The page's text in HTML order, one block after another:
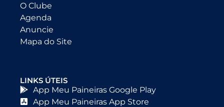
O Clube
Agenda
Anuncie
Mapa do Site
LINKS ÚTEIS
App Meu Paineiras Google Play
App Meu Paineiras App Store